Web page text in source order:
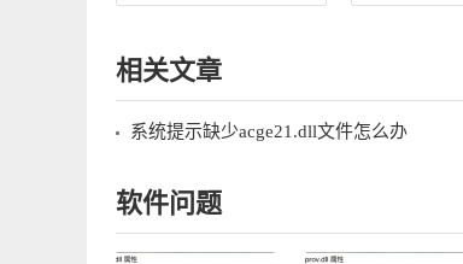
相关文章
系统提示缺少acge21.dll文件怎么办
软件问题